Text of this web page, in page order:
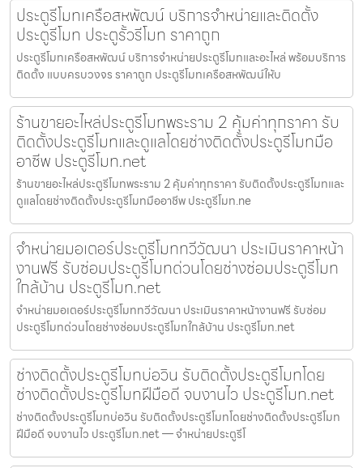
ประตูรีโมทเครือสหพัฒน์ บริการจำหน่ายและติดตั้ง
ประตูรีโมท ประตูรั้วรีโมท ราคาถูก
ประตูรีโมทเครือสหพัฒน์ บริการจำหน่ายประตูรีโมทและอะไหล่ พร้อมบริการ
ติดตั้ง แบบครบวงจร ราคาถูก ประตูรีโมทเครือสหพัฒน์ให้บ
ร้านขายอะไหล่ประตูรีโมทพระราม 2 คุ้มค่าทุกราคา รับ
ติดตั้งประตูรีโมทและดูแลโดยช่างติดตั้งประตูรีโมทมือ
อาชีพ ประตูรีโมท.net
ร้านขายอะไหล่ประตูรีโมทพระราม 2 คุ้มค่าทุกราคา รับติดตั้งประตูรีโมทและ
ดูแลโดยช่างติดตั้งประตูรีโมทมืออาชีพ ประตูรีโมท.ne
จำหน่ายมอเตอร์ประตูรีโมททวีวัฒนา ประเมินราคาหน้า
งานฟรี รับซ่อมประตูรีโมทด่วนโดยช่างซ่อมประตูรีโมท
ใกล้บ้าน ประตูรีโมท.net
จำหน่ายมอเตอร์ประตูรีโมททวีวัฒนา ประเมินราคาหน้างานฟรี รับซ่อม
ประตูรีโมทด่วนโดยช่างซ่อมประตูรีโมทใกล้บ้าน ประตูรีโมท.net
ช่างติดตั้งประตูรีโมทบ่อวิน รับติดตั้งประตูรีโมทโดย
ช่างติดตั้งประตูรีโมทฝีมือดี จบงานไว ประตูรีโมท.net
ช่างติดตั้งประตูรีโมทบ่อวิน รับติดตั้งประตูรีโมทโดยช่างติดตั้งประตูรีโมท
ฝีมือดี จบงานไว ประตูรีโมท.net — จำหน่ายประตูรีโ